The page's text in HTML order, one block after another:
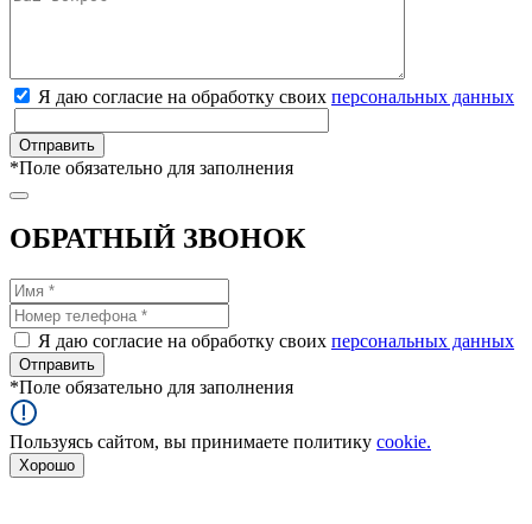
Я даю согласие на обработку своих персональных данных
*Поле обязательно для заполнения
ОБРАТНЫЙ ЗВОНОК
Я даю согласие на обработку своих персональных данных
*Поле обязательно для заполнения
Пользуясь сайтом, вы принимаете политику cookie.
Хорошо